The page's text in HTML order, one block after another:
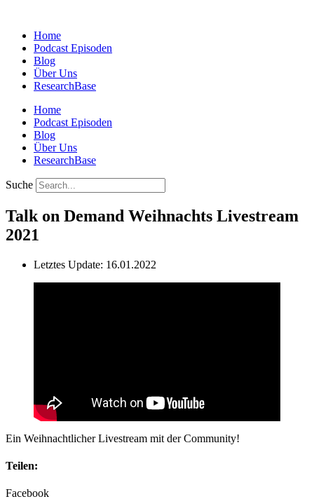
springenHome
Podcast Episoden
Blog
Über Uns
ResearchBase
Home
Podcast Episoden
Blog
Über Uns
ResearchBase
Suche
Talk on Demand Weihnachts Livestream
2021
Letztes Update: 16.01.2022
Ein Weihnachtlicher Livestream mit der Community!
Teilen:
Facebook